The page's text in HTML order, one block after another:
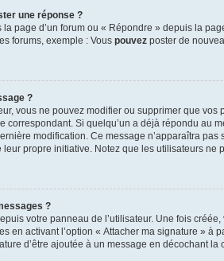
une réponse ?
page d’un forum ou « Répondre » depuis la
forums, exemple : Vous pouvez poster de
?
vous ne pouvez modifier ou supprimer que
correspondant. Si quelqu’un a déjà répondu au
modification. Ce message n’apparaîtra
propre initiative. Notez que les utilisateurs
?
votre panneau de l’utilisateur. Une fois
en activant l’option « Attacher ma signature » à
d’être ajoutée à un message en décochant la